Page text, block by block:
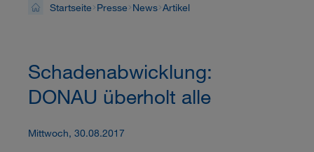
Startseite Presse News Artikel
Schadenabwicklung:
DONAU überholt alle
Mittwoch, 30.08.2017